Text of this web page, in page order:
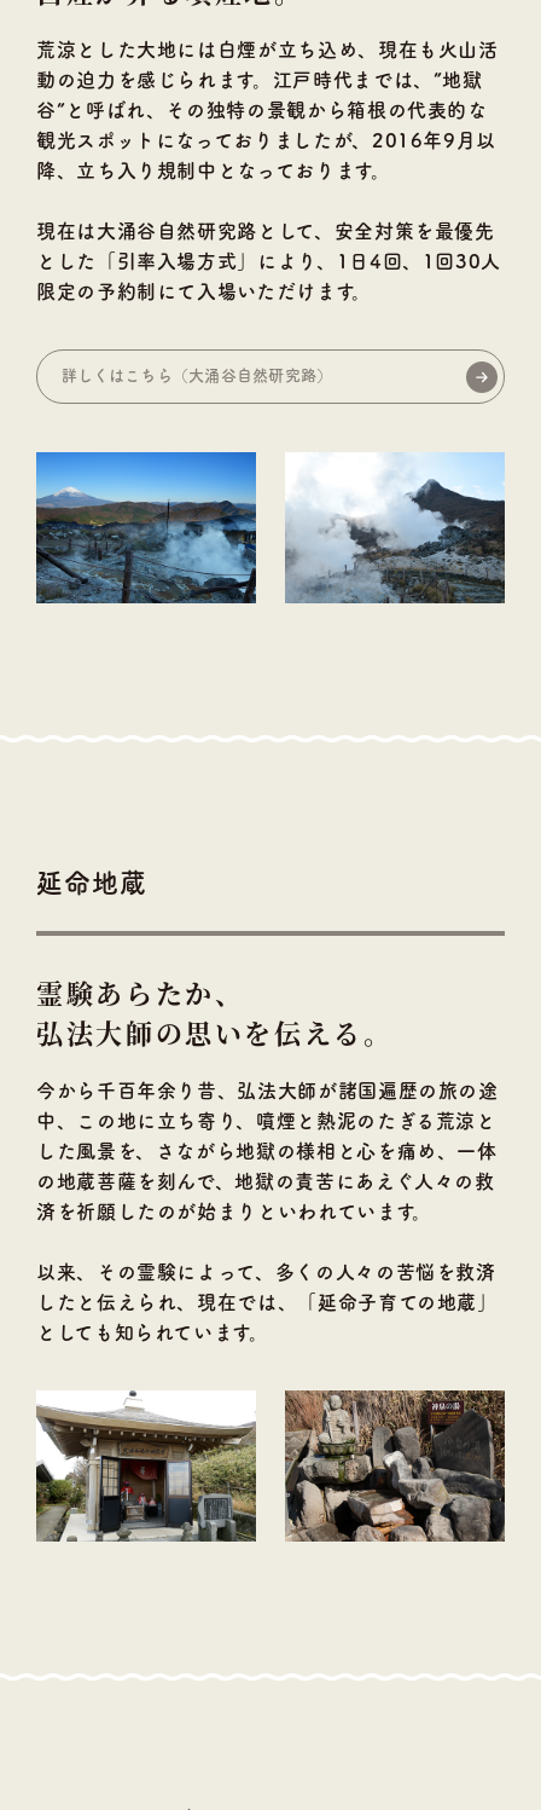
荒涼とした大地には白煙が立ち込め、現在も火山活
動の迫力を感じられます。江戸時代までは、”地獄
谷”と呼ばれ、その独特の景観から箱根の代表的な
観光スポットになっておりましたが、2016年9月以
降、立ち入り規制中となっております。
現在は大涌谷自然研究路として、安全対策を最優先
とした「引率入場方式」により、1日4回、1回30人
限定の予約制にて入場いただけます。
詳しくはこちら（大涌谷自然研究路）
延命地蔵
霊験あらたか、
弘法大師の思いを伝える。
今から千百年余り昔、弘法大師が諸国遍歴の旅の途
中、この地に立ち寄り、噴煙と熱泥のたぎる荒涼と
した風景を、さながら地獄の様相と心を痛め、一体
の地蔵菩薩を刻んで、地獄の責苦にあえぐ人々の救
済を祈願したのが始まりといわれています。
以来、その霊験によって、多くの人々の苦悩を救済
したと伝えられ、現在では、「延命子育ての地蔵」
としても知られています。